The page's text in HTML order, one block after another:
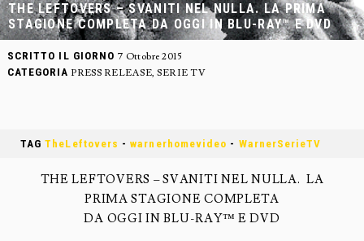
THE LEFTOVERS – SVANITI NEL NULLA. LA PRIMA
STAGIONE COMPLETA DA OGGI IN BLU-RAY™ E DVD
SCRITTO IL GIORNO 7 Ottobre 2015
CATEGORIA PRESS RELEASE,SERIE TV
TAGTheLeftovers -warnerhomevideo - WarnerSerieTV
THE LEFTOVERS – SVANITI NEL NULLA. LA
PRIMA STAGIONE COMPLETA
DA OGGI IN BLU-RAY™ E DVD